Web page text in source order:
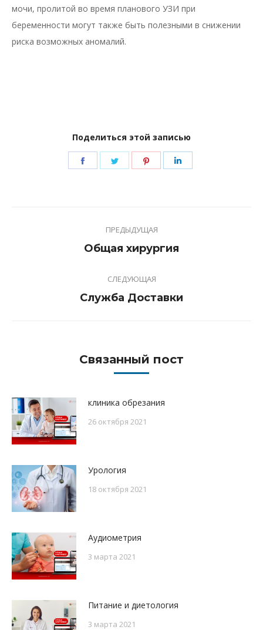
мочи, пролитой во время планового УЗИ при
беременности могут также быть полезными в снижении
риска возможных аномалий.
Поделиться этой записью
Share
Share
Share
ПРЕДЫДУЩАЯ
Предыдущая
Общая хирургия
СЛЕДУЮЩАЯ
Следующая
Служба Доставки
Связанный пост
клиника обрезания
26 октября 2021
Урология
18 октября 2021
Аудиометрия
3 марта 2021
Питание и диетология
3 марта 2021